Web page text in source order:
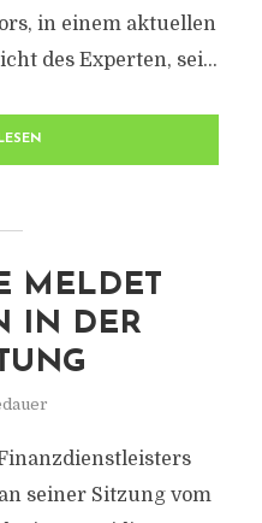
in einem aktuellen
des Experten, sei...
MELDET
IN DER
seiner Sitzung vom